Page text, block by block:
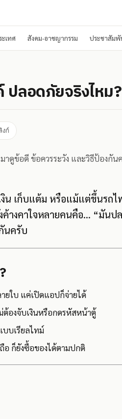
เทศ สังคม-อาชญากรรม ประชาสัมพั
ปลอดภัยจริงไหม?
งก์
ดูข้อดี ข้อควรระวัง และวิธีป้องกัน
งิน เก็บแต้ม หรือแม้แต่ขึ้นรถ
างคาใจหลายคนคือ... “มันป
นครับ
ยใบ แค่เปิดแอปก็จ่ายได้
ต้องจับเงินหรือกดรหัสหน้าตู้
บบเรียลไทม์
อ ก็ยังซื้อของได้ตามปกติ